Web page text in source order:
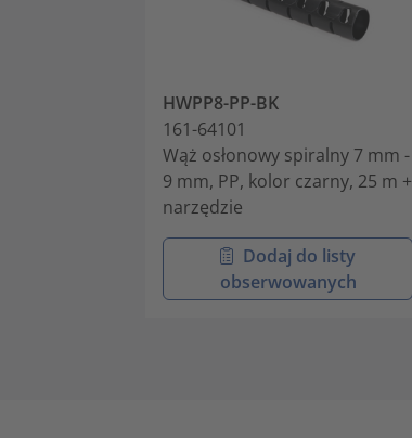
HWPP8-PP-BK
161-64101
Wąż osłonowy spiralny 7 mm -
9 mm, PP, kolor czarny, 25 m +
narzędzie
Dodaj do listy
obserwowanych